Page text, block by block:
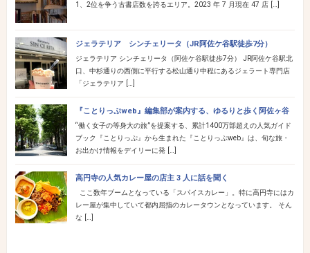
1、2位を争う古書店数を誇るエリア。2023 年 7 月現在 47 店 […]
ジェラテリア シンチェリータ（JR阿佐ケ谷駅徒歩7分）
ジェラテリア シンチェリータ（阿佐ケ谷駅徒歩7分） JR阿佐ケ谷駅北
口、中杉通りの西側に平行する松山通り中程にあるジェラート専門店
「ジェラテリア […]
『ことりっぷweb』編集部が案内する、ゆるりと歩く阿佐ヶ谷
“働く女子の等身大の旅”を提案する、累計1400万部超えの人気ガイド
ブック『ことりっぷ』から生まれた『ことりっぷweb』は、旬な旅・
お出かけ情報をデイリーに発 […]
高円寺の人気カレー屋の店主 3 人に話を聞く
ここ数年ブームとなっている「スパイスカレー」。特に高円寺にはカ
レー屋が集中していて都内屈指のカレータウンとなっています。 そん
な […]